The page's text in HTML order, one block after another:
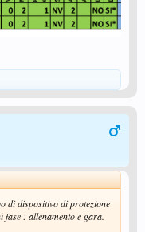
di dispositivo di protezione
: allenamento e gara.